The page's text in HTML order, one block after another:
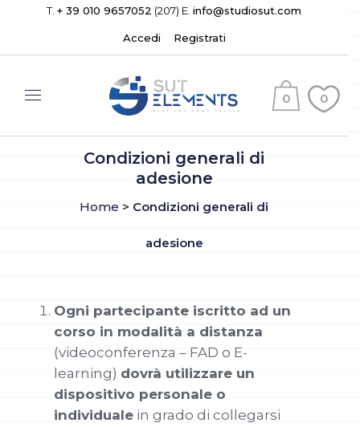
T. + 39 010 9657052 (207) E. info@studiosut.com
Accedi Registrati
0 0
Condizioni generali di
adesione
Home > Condizioni generali di
adesione
Ogni partecipante iscritto ad un
corso in modalità a distanza
(videoconferenza – FAD o E-
learning) dovrà utilizzare un
dispositivo personale o
individualein grado di collegarsi